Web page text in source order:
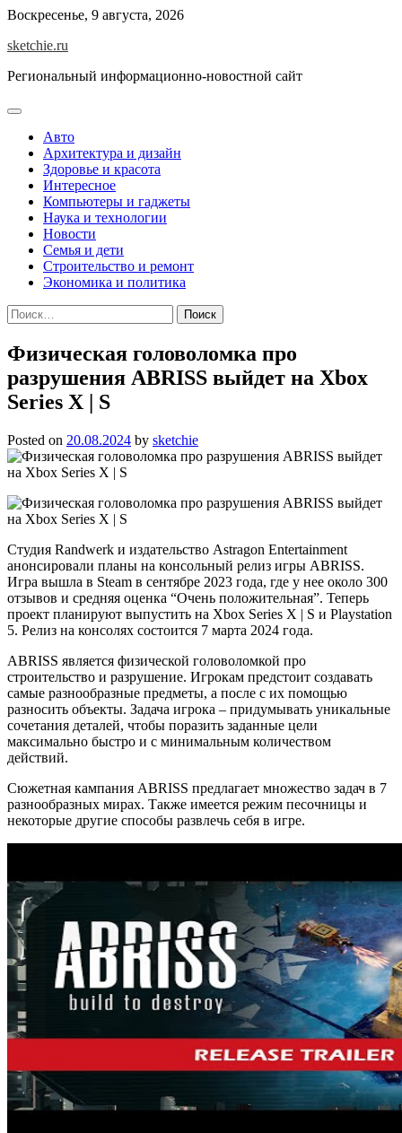
Skip
content
Воскресенье, 9 августа, 2026
sketchie.ru
Региональный информационно-новостной сайт
Авто
Архитектура и дизайн
Здоровье и красота
Интересное
Компьютеры и гаджеты
Наука и технологии
Новости
Семья и дети
Строительство и ремонт
Экономика и политика
Найти:
Физическая головоломка про
разрушения ABRISS выйдет на Xbox
Series X | S
Posted on 20.08.2024 by sketchie
Студия Randwerk и издательство Astragon Entertainment
анонсировали планы на консольный релиз игры ABRISS.
Игра вышла в Steam в сентябре 2023 года, где у нее около 300
отзывов и средняя оценка “Очень положительная”. Теперь
проект планируют выпустить на Xbox Series X | S и Playstation
5. Релиз на консолях состоится 7 марта 2024 года.
ABRISS является физической головоломкой про
строительство и разрушение. Игрокам предстоит создавать
самые разнообразные предметы, а после с их помощью
разносить объекты. Задача игрока – придумывать уникальные
сочетания деталей, чтобы поразить заданные цели
максимально быстро и с минимальным количеством
действий.
Сюжетная кампания ABRISS предлагает множество задач в 7
разнообразных мирах. Также имеется режим песочницы и
некоторые другие способы развлечь себя в игре.